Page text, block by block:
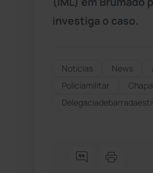
investiga o caso.
Notícias News
Políciamilitar